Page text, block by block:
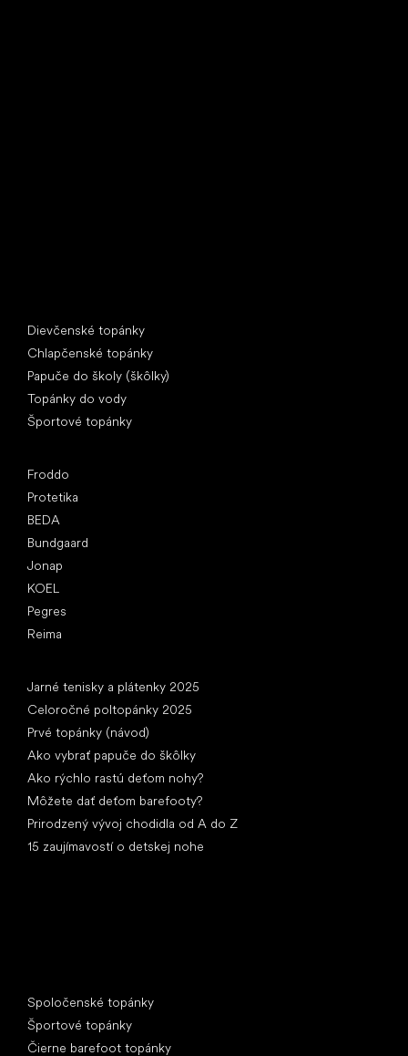
Dievčenské topánky
Chlapčenské topánky
Papuče do školy (škôlky)
Topánky do vody
Športové topánky
Froddo
Protetika
BEDA
Bundgaard
Jonap
KOEL
Pegres
Reima
Jarné tenisky a plátenky 2025
Celoročné poltopánky 2025
Prvé topánky (návod)
Ako vybrať papuče do škôlky
Ako rýchlo rastú deťom nohy?
Môžete dať deťom barefooty?
Prirodzený vývoj chodidla od A do Z
15 zaujímavostí o detskej nohe
Spoločenské topánky
Športové topánky
Čierne barefoot topánky